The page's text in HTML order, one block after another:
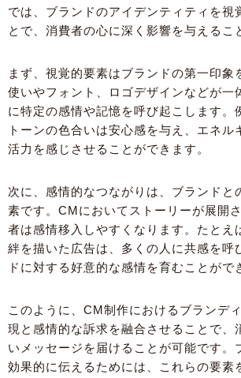
では、ブランドのアイデンティティを視
とで、消費者の心に深く影響を与えるこ
まず、視覚的要素はブランドの第一印象
使いやフォント、ロゴデザインなどが一
に特定の感情や記憶を呼び起こします。
トーンの色合いは安心感を与え、エネル
活力を感じさせることができます。
次に、感情的なつながりは、ブランドと
素です。CMにおいてストーリーが展開
者は感情移入しやすくなります。たとえ
絆を描いた広告は、多くの人に共感を呼
ドに対する好意的な感情を育むことがで
このように、CM制作におけるブランデ
現と感情的な訴求を融合させることで、
いメッセージを届けることが可能です。
効果的に伝えるためには、これらの要素